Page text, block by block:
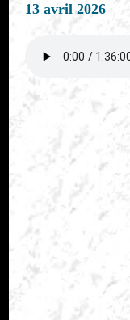
13 avril 2026